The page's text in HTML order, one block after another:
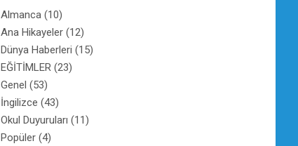
Almanca (10)
Ana Hikayeler (12)
Dünya Haberleri (15)
EĞİTİMLER (23)
Genel (53)
İngilizce (43)
Okul Duyuruları (11)
Popüler (4)